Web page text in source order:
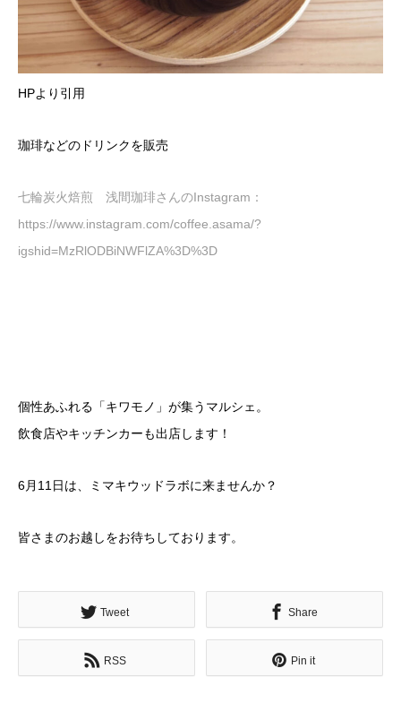
HPより引用
珈琲などのドリンクを販売
七輪炭火焙煎 浅間珈琲さんのInstagram：
https://www.instagram.com/coffee.asama/?
igshid=MzRlODBiNWFlZA%3D%3D
個性あふれる「キワモノ」が集うマルシェ。
飲食店やキッチンカーも出店します！
6月11日は、ミマキウッドラボに来ませんか？
皆さまのお越しをお待ちしております。
Tweet Share
RSS Pin it